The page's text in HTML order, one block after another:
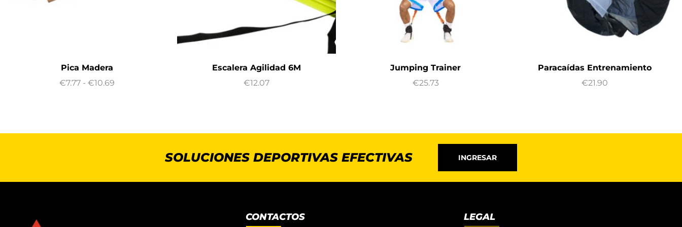
Pica Madera
€7.77 - €10.69
Escalera Agilidad 6M
€12.07
Jumping Trainer
€25.73
Paracaídas Entrenamiento
€21.90
SOLUCIONES DEPORTIVAS EFECTIVAS INGRESAR
CONTACTOS LEGAL